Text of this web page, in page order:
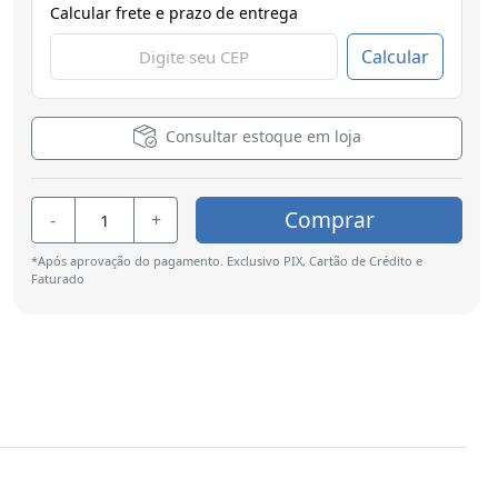
Calcular frete e prazo de entrega
Calcular
Consultar estoque em loja
- + Comprar
*Após aprovação do pagamento. Exclusivo PIX, Cartão de Crédito e
Faturado